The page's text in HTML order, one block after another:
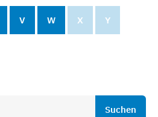
V W X Y
Suchen